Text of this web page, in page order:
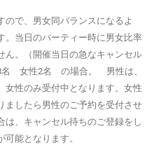
ので、男女同バランスになるよ
。当日のパーティー時に男女比率
ん。（開催当日の急なキャンセル
女性2名 の場合。 男性は、
女性のみ受付中となります。女性
ましたら男性のご予約を受付させ
は、キャンセル待ちのご登録をし
能となります。